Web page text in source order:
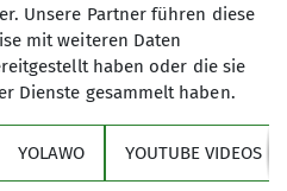
Unsere Partner führen diese
mit weiteren Daten
haben oder die sie
Dienste gesammelt haben.
YOLAWO YOUTUBE VIDEOS